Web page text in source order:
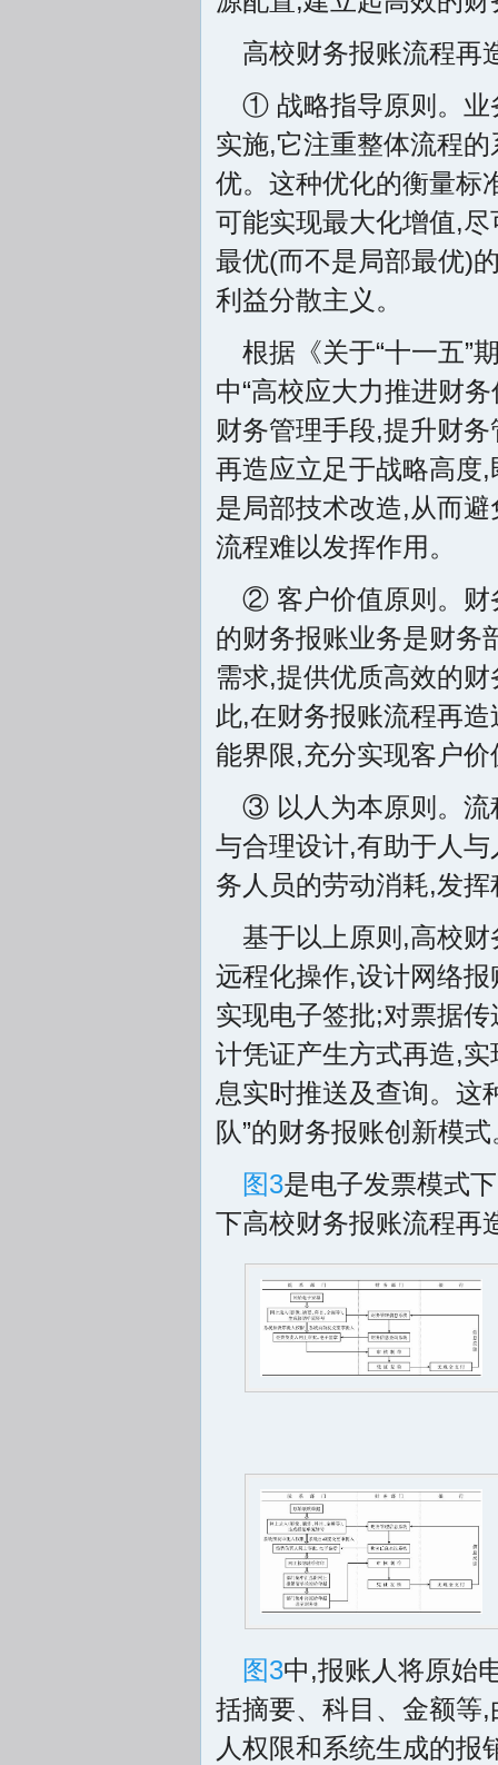
高校财务报账流程再
① 战略指导原则。业
实施,它注重整体流程
优。这种优化的衡量标
可能实现最大化增值,
最优(而不是局部最优)
利益分散主义。
根据《关于“十一五”
中“高校应大力推进财
财务管理手段,提升财
再造应立足于战略高度
是局部技术改造,从而
流程难以发挥作用。
② 客户价值原则。财
的财务报账业务是财务
需求,提供优质高效的
此,在财务报账流程再
能界限,充分实现客户
③ 以人为本原则。流
与合理设计,有助于人
务人员的劳动消耗,发
基于以上原则,高校
远程化操作,设计网络
实现电子签批;对票据
计凭证产生方式再造,
息实时推送及查询。这
队”的财务报账创新模式
图3是电子发票模式
下高校财务报账流程再
图3中,报账人将原始
括摘要、科目、金额等
人权限和系统生成的